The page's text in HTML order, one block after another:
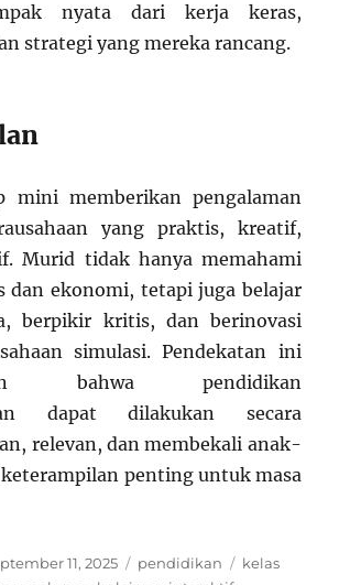
nyata dari kerja keras,
strategi yang mereka rancang.
mini memberikan pengalaman
yang praktis, kreatif,
Murid tidak hanya memahami
dan ekonomi, tetapi juga belajar
berpikir kritis, dan berinovasi
simulasi. Pendekatan ini
bahwa pendidikan
dapat dilakukan secara
relevan, dan membekali anak-
penting untuk masa
11, 2025 Categories
pendidikan Tags
kelas